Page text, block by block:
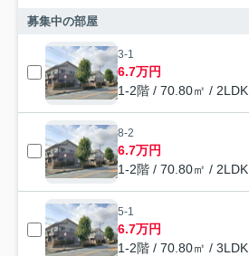
募集中の部屋
3-1
6.7万円
1-2階 / 70.80㎡ / 2LDK
8-2
6.7万円
1-2階 / 70.80㎡ / 2LDK
5-1
6.7万円
1-2階 / 70.80㎡ / 3LDK